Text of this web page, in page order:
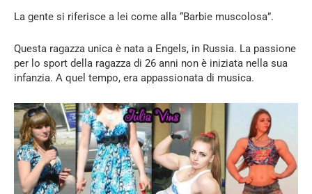
La gente si riferisce a lei come alla “Barbie muscolosa”.
Questa ragazza unica è nata a Engels, in Russia. La passione
per lo sport della ragazza di 26 anni non è iniziata nella sua
infanzia. A quel tempo, era appassionata di musica.